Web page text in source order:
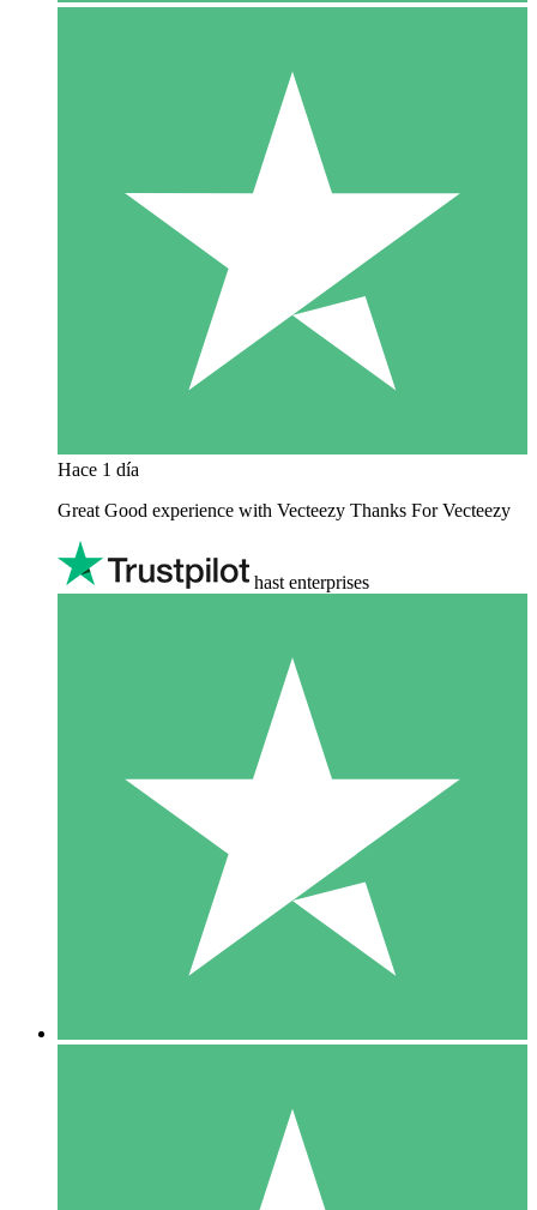
Hace 1 día
Great Good experience with Vecteezy Thanks For Vecteezy
hast enterprises